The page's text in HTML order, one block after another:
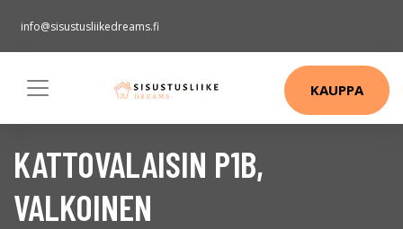
info@sisustusliikedreams.fi
KAUPPA
KATTOVALAISIN P1B,
VALKOINEN